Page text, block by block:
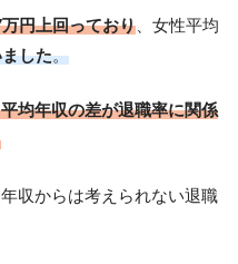
円上回っており 、女性平均
した。
均年収の差が退職率に関係
収からは考えられない退職